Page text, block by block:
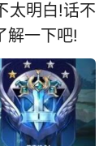
太明白!话不
解一下吧!